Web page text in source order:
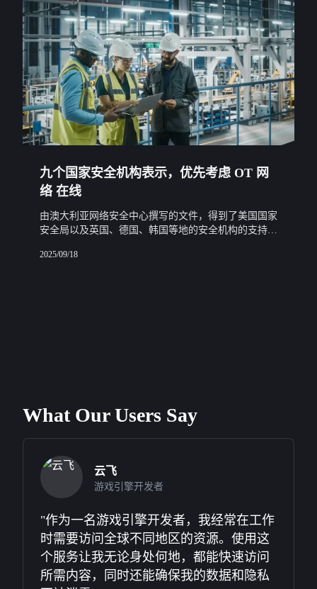
九个国家安全机构表示，优先考虑 OT 网
络 在线
由澳大利亚网络安全中心撰写的文件，得到了美国国家
安全局以及英国、德国、韩国等地的安全机构的支持，
2025/09/18
What Our Users Say
雨轩
物流经理
"身为物流经理，全球信息的及时获取至关
重要。这项服务不仅让信息获取无地域限
制，还保障了在公共网络环境下的数据安
全，这绝对让我对工作更有信心。"